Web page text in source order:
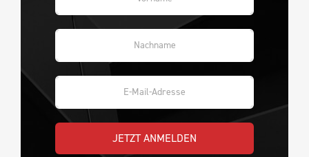
JETZT ANMELDEN